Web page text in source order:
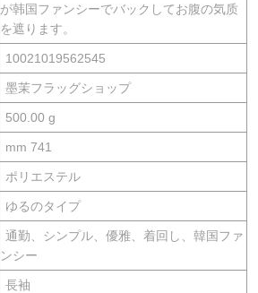
が韩国ファンシーでバックしてお腹の気质
を遮ります。
10021019562545
墨茉フラッグショップ
500.00 g
mm 741
ポリエステル
ゆるのタイプ
通勤、シンプル、優雅、着回し、韓国ファ
ンシー
長袖